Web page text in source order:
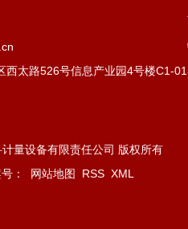
西太路526号信息产业园4号楼C1-01
量设备有限责任公司 版权所有
： 网站地图 RSS XML